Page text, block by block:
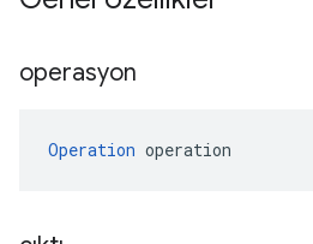
operasyon
Operation operation